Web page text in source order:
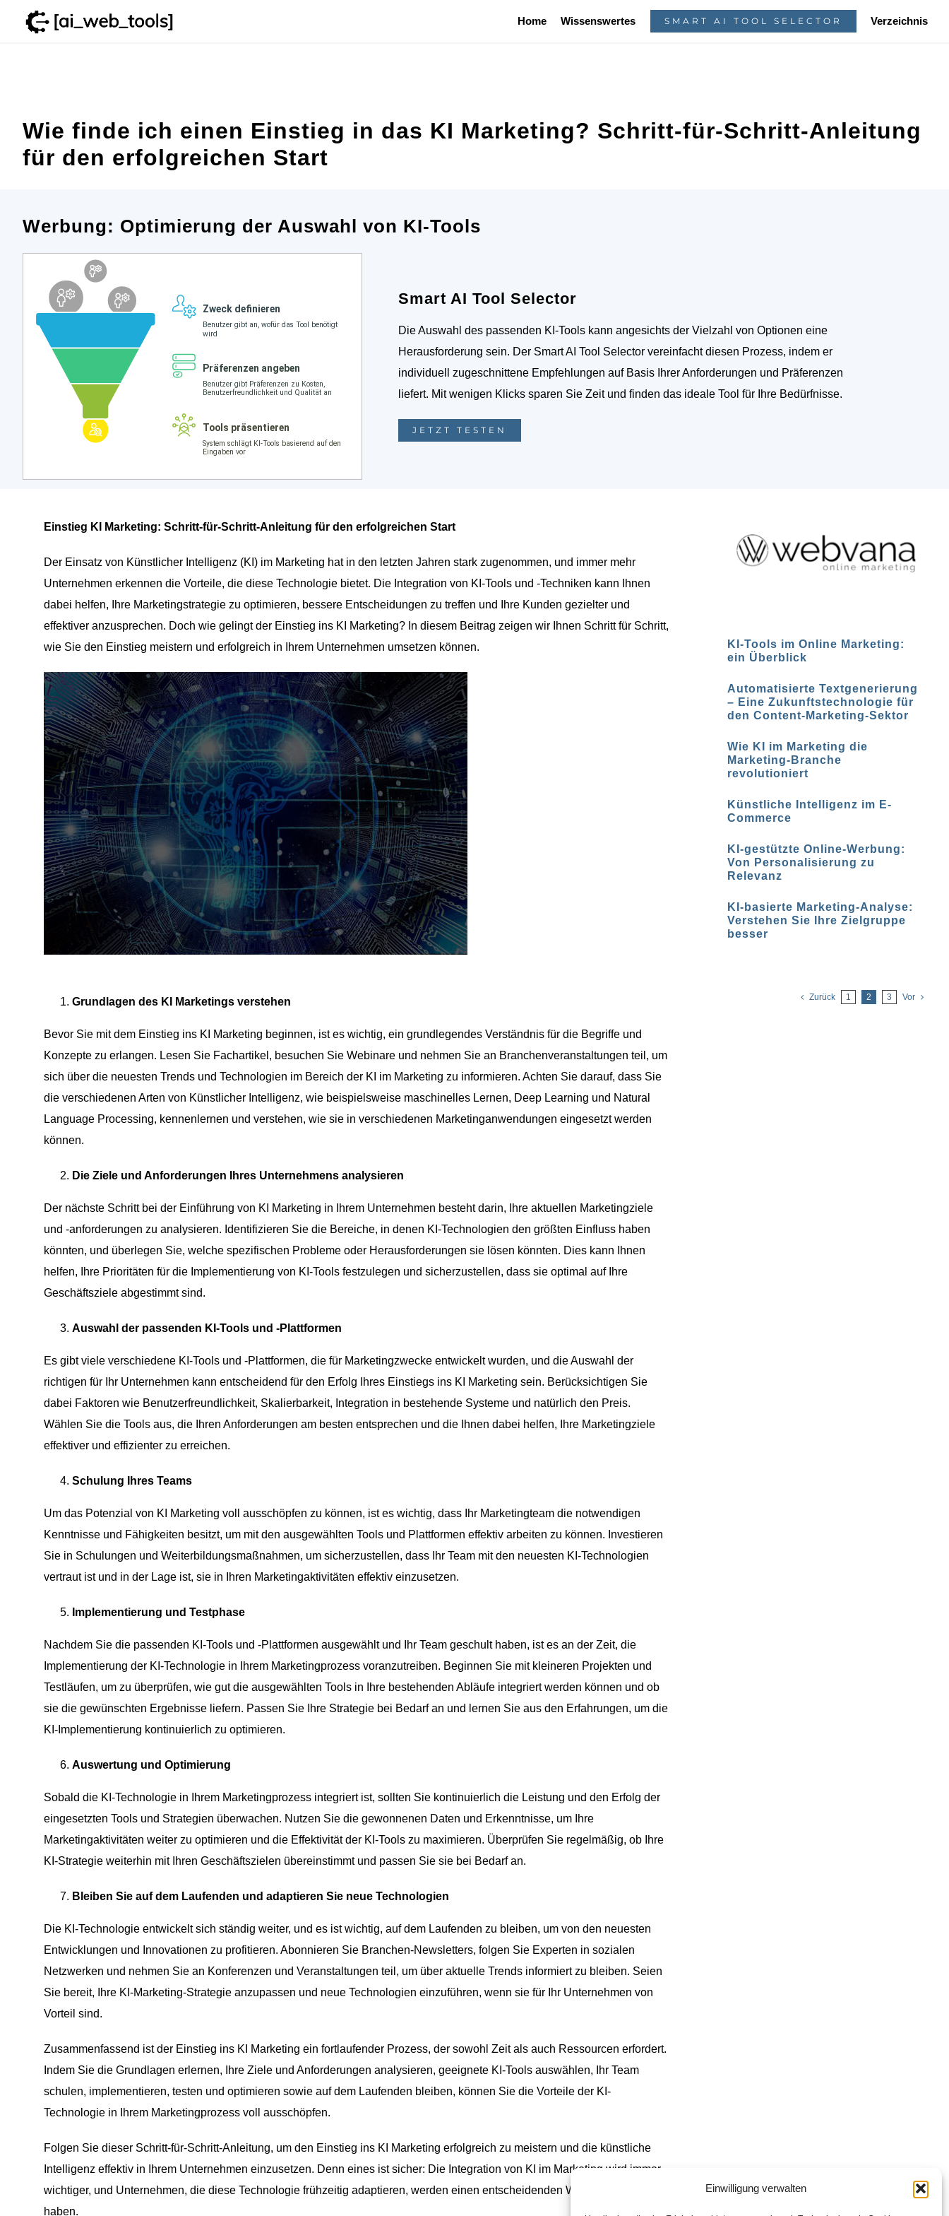
Einwilligung verwalten
Home Wissenswertes SMART AI TOOL SELECTOR Verzeichnis
Wie finde ich einen Einstieg in das KI Marketing? Schritt-für-Schritt-Anleitung
für den erfolgreichen Start
Werbung: Optimierung der Auswahl von KI-Tools
Smart AI Tool Selector
Die Auswahl des passenden KI-Tools kann angesichts der Vielzahl von Optionen eine
Herausforderung sein. Der Smart AI Tool Selector vereinfacht diesen Prozess, indem er
individuell zugeschnittene Empfehlungen auf Basis Ihrer Anforderungen und Präferenzen
liefert. Mit wenigen Klicks sparen Sie Zeit und finden das ideale Tool für Ihre Bedürfnisse.
JETZT TESTEN
Einstieg KI Marketing: Schritt-für-Schritt-Anleitung für den erfolgreichen Start
Der Einsatz von Künstlicher Intelligenz (KI) im Marketing hat in den letzten Jahren stark zugenommen, und immer mehr
Unternehmen erkennen die Vorteile, die diese Technologie bietet. Die Integration von KI-Tools und -Techniken kann Ihnen
dabei helfen, Ihre Marketingstrategie zu optimieren, bessere Entscheidungen zu treffen und Ihre Kunden gezielter und
effektiver anzusprechen. Doch wie gelingt der Einstieg ins KI Marketing? In diesem Beitrag zeigen wir Ihnen Schritt für Schritt,
wie Sie den Einstieg meistern und erfolgreich in Ihrem Unternehmen umsetzen können.
Grundlagen des KI Marketings verstehen
Bevor Sie mit dem Einstieg ins KI Marketing beginnen, ist es wichtig, ein grundlegendes Verständnis für die Begriffe und
Konzepte zu erlangen. Lesen Sie Fachartikel, besuchen Sie Webinare und nehmen Sie an Branchenveranstaltungen teil, um
sich über die neuesten Trends und Technologien im Bereich der KI im Marketing zu informieren. Achten Sie darauf, dass Sie
die verschiedenen Arten von Künstlicher Intelligenz, wie beispielsweise maschinelles Lernen, Deep Learning und Natural
Language Processing, kennenlernen und verstehen, wie sie in verschiedenen Marketinganwendungen eingesetzt werden
können.
Die Ziele und Anforderungen Ihres Unternehmens analysieren
Der nächste Schritt bei der Einführung von KI Marketing in Ihrem Unternehmen besteht darin, Ihre aktuellen Marketingziele
und -anforderungen zu analysieren. Identifizieren Sie die Bereiche, in denen KI-Technologien den größten Einfluss haben
könnten, und überlegen Sie, welche spezifischen Probleme oder Herausforderungen sie lösen könnten. Dies kann Ihnen
helfen, Ihre Prioritäten für die Implementierung von KI-Tools festzulegen und sicherzustellen, dass sie optimal auf Ihre
Geschäftsziele abgestimmt sind.
Auswahl der passenden KI-Tools und -Plattformen
Es gibt viele verschiedene KI-Tools und -Plattformen, die für Marketingzwecke entwickelt wurden, und die Auswahl der
richtigen für Ihr Unternehmen kann entscheidend für den Erfolg Ihres Einstiegs ins KI Marketing sein. Berücksichtigen Sie
dabei Faktoren wie Benutzerfreundlichkeit, Skalierbarkeit, Integration in bestehende Systeme und natürlich den Preis.
Wählen Sie die Tools aus, die Ihren Anforderungen am besten entsprechen und die Ihnen dabei helfen, Ihre Marketingziele
effektiver und effizienter zu erreichen.
Schulung Ihres Teams
Um das Potenzial von KI Marketing voll ausschöpfen zu können, ist es wichtig, dass Ihr Marketingteam die notwendigen
Kenntnisse und Fähigkeiten besitzt, um mit den ausgewählten Tools und Plattformen effektiv arbeiten zu können. Investieren
Sie in Schulungen und Weiterbildungsmaßnahmen, um sicherzustellen, dass Ihr Team mit den neuesten KI-Technologien
vertraut ist und in der Lage ist, sie in Ihren Marketingaktivitäten effektiv einzusetzen.
Implementierung und Testphase
Nachdem Sie die passenden KI-Tools und -Plattformen ausgewählt und Ihr Team geschult haben, ist es an der Zeit, die
Implementierung der KI-Technologie in Ihrem Marketingprozess voranzutreiben. Beginnen Sie mit kleineren Projekten und
Testläufen, um zu überprüfen, wie gut die ausgewählten Tools in Ihre bestehenden Abläufe integriert werden können und ob
sie die gewünschten Ergebnisse liefern. Passen Sie Ihre Strategie bei Bedarf an und lernen Sie aus den Erfahrungen, um die
KI-Implementierung kontinuierlich zu optimieren.
Auswertung und Optimierung
Sobald die KI-Technologie in Ihrem Marketingprozess integriert ist, sollten Sie kontinuierlich die Leistung und den Erfolg der
eingesetzten Tools und Strategien überwachen. Nutzen Sie die gewonnenen Daten und Erkenntnisse, um Ihre
Marketingaktivitäten weiter zu optimieren und die Effektivität der KI-Tools zu maximieren. Überprüfen Sie regelmäßig, ob Ihre
KI-Strategie weiterhin mit Ihren Geschäftszielen übereinstimmt und passen Sie sie bei Bedarf an.
Bleiben Sie auf dem Laufenden und adaptieren Sie neue Technologien
Die KI-Technologie entwickelt sich ständig weiter, und es ist wichtig, auf dem Laufenden zu bleiben, um von den neuesten
Entwicklungen und Innovationen zu profitieren. Abonnieren Sie Branchen-Newsletters, folgen Sie Experten in sozialen
Netzwerken und nehmen Sie an Konferenzen und Veranstaltungen teil, um über aktuelle Trends informiert zu bleiben. Seien
Sie bereit, Ihre KI-Marketing-Strategie anzupassen und neue Technologien einzuführen, wenn sie für Ihr Unternehmen von
Vorteil sind.
Zusammenfassend ist der Einstieg ins KI Marketing ein fortlaufender Prozess, der sowohl Zeit als auch Ressourcen erfordert.
Indem Sie die Grundlagen erlernen, Ihre Ziele und Anforderungen analysieren, geeignete KI-Tools auswählen, Ihr Team
schulen, implementieren, testen und optimieren sowie auf dem Laufenden bleiben, können Sie die Vorteile der KI-
Technologie in Ihrem Marketingprozess voll ausschöpfen.
Folgen Sie dieser Schritt-für-Schritt-Anleitung, um den Einstieg ins KI Marketing erfolgreich zu meistern und die künstliche
Intelligenz effektiv in Ihrem Unternehmen einzusetzen. Denn eines ist sicher: Die Integration von KI im Marketing wird immer
wichtiger, und Unternehmen, die diese Technologie frühzeitig adaptieren, werden einen entscheidenden Wettbewerbsvorteil
haben.
KI-Tools im Online Marketing:
ein Überblick
Automatisierte Textgenerierung
– Eine Zukunftstechnologie für
den Content-Marketing-Sektor
Wie KI im Marketing die
Marketing-Branche
revolutioniert
Künstliche Intelligenz im E-
Commerce
KI-gestützte Online-Werbung:
Von Personalisierung zu
Relevanz
KI-basierte Marketing-Analyse:
Verstehen Sie Ihre Zielgruppe
besser
Zurück 1 2 3 Vor